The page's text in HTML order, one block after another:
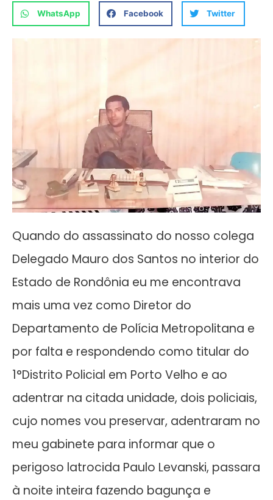
WhatsApp Facebook Twitter
Quando do assassinato do nosso colega
Delegado Mauro dos Santos no interior do
Estado de Rondônia eu me encontrava
mais uma vez como Diretor do
Departamento de Polícia Metropolitana e
por falta e respondendo como titular do
1°Distrito Policial em Porto Velho e ao
adentrar na citada unidade, dois policiais,
cujo nomes vou preservar, adentraram no
meu gabinete para informar que o
perigoso latrocida Paulo Levanski, passara
à noite inteira fazendo bagunça e